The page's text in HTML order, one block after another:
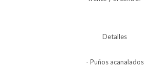
Detalles
- Puños acanalados